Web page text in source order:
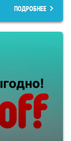
ПОДРОБНЕЕ